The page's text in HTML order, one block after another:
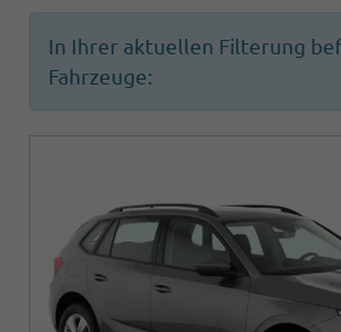
In Ihrer aktuellen Filterung
Fahrzeuge: